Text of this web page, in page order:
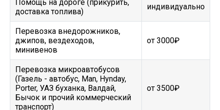
Помощь на дороге (прикурить,
доставка топлива)
индивидуально
Перевозка внедорожников,
джипов, вездеходов,
минивенов
от 3000₽
Перевозка микроавтобусов
(Газель - автобус, Man, Hynday,
Porter, УАЗ буханка, Валдай,
Бычок и прочий коммерческий
транспорт)
от 3500₽